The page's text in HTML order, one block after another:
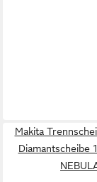
Makita
Diamantscheibe